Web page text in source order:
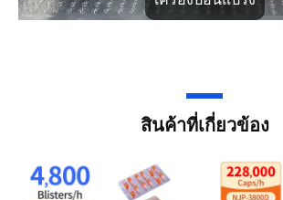
สินค้าที่เกี่ยวข้อง